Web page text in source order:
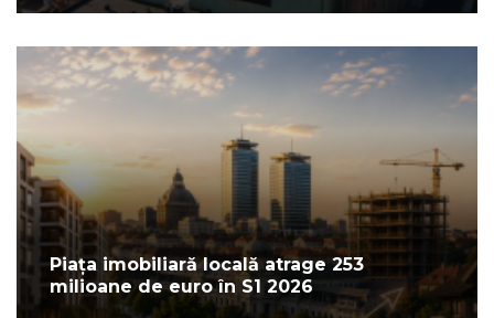
Piața imobiliară locală atrage 253
milioane de euro în S1 2026